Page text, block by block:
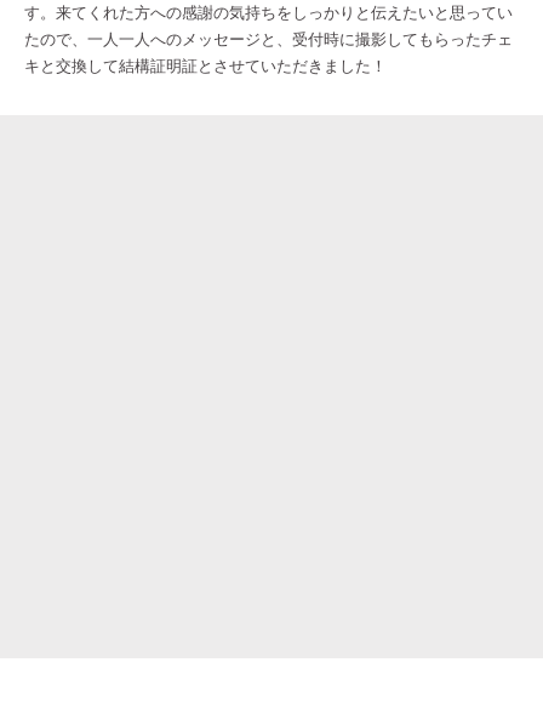
す。来てくれた方への感謝の気持ちをしっかりと伝えたいと思ってい
たので、一人一人へのメッセージと、受付時に撮影してもらったチェ
キと交換して結構証明証とさせていただきました！